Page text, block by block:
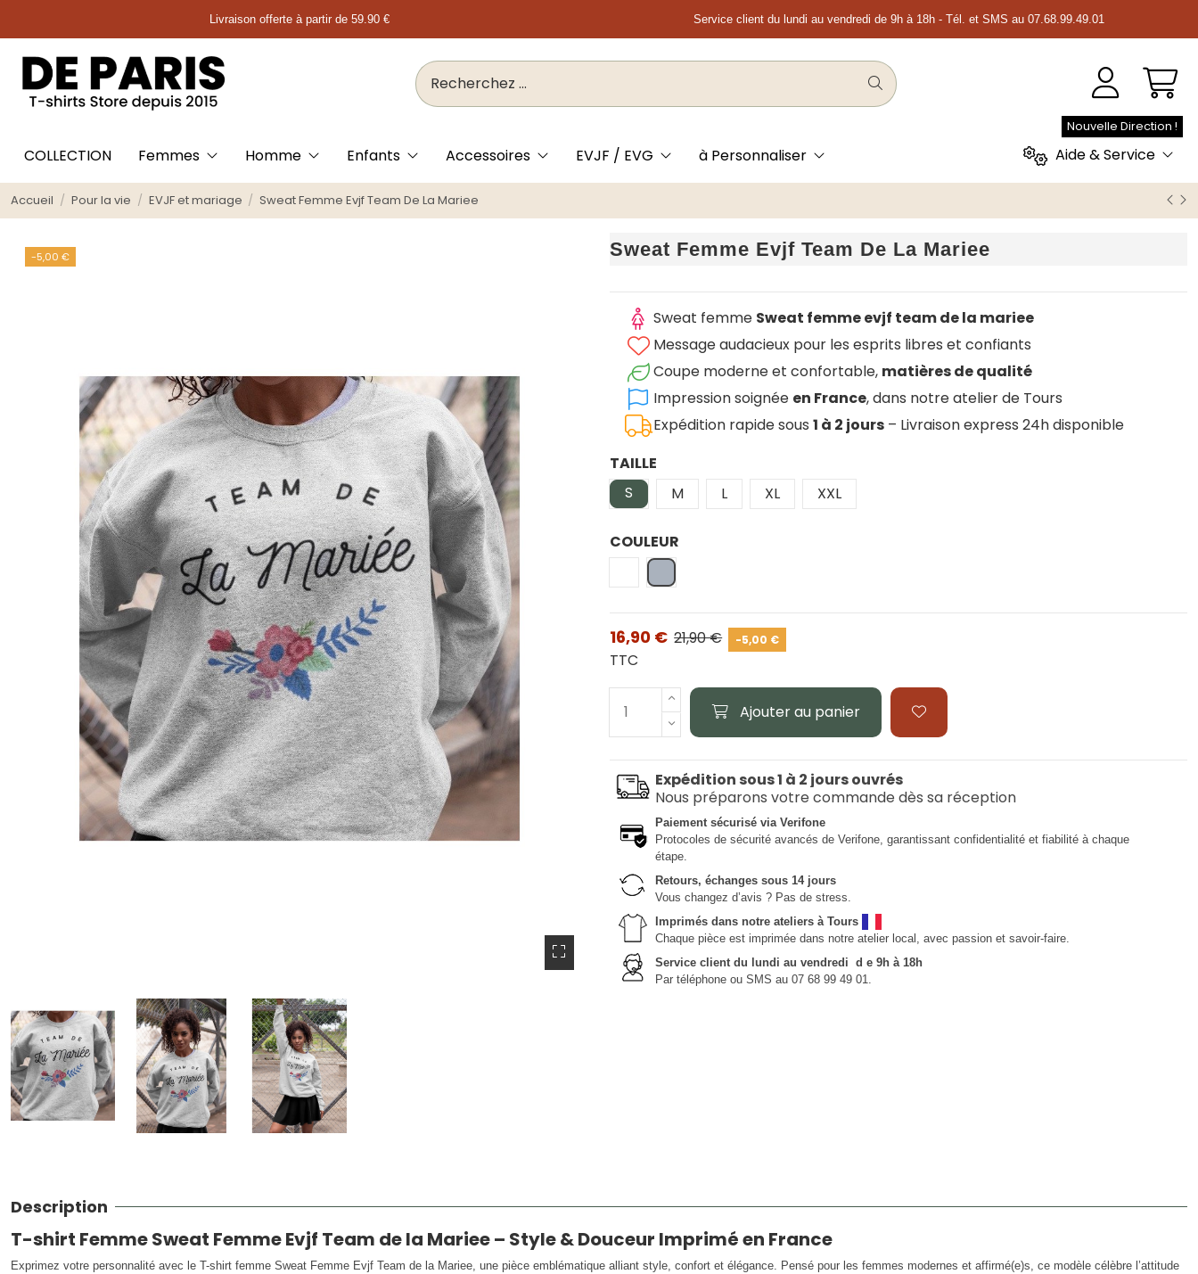
Livraison offerte à partir de 59.90 € Service client du lundi au vendredi de 9h à 18h - Tél. et SMS au 07.68.99.49.01
COLLECTION Femmes Homme Enfants Accessoires EVJF / EVG à Personnaliser Aide & Service
Nouvelle Direction !
Accueil Pour la vie EVJF et mariage Sweat Femme Evjf Team De La Mariee
-5,00 € Sweat Femme Evjf Team De La Mariee
Sweat femme Sweat femme evjf team de la mariee
Message audacieux pour les esprits libres et confiants
Coupe moderne et confortable, matières de qualité
Impression soignée en France, dans notre atelier de Tours
Expédition rapide sous1 à 2 jours – Livraison express 24h disponible
TAILLE
S
M L XL XXL
COULEUR
Blanc
Gris
16,90 € 21,90 € -5,00 €
TTC
Ajouter au panier
Expédition sous 1 à 2 jours ouvrés
Nous préparons votre commande dès sa réception
Paiement sécurisé via Verifone
Protocoles de sécurité avancés de Verifone, garantissant confidentialité et fiabilité à chaque
étape.
Retours, échanges sous 14 jours
Vous changez d’avis ? Pas de stress.
Imprimés dans notre ateliers à Tours
Chaque pièce est imprimée dans notre atelier local, avec passion et savoir-faire.
Service client du lundi au vendredi d e 9h à 18h
Par téléphone ou SMS au 07 68 99 49 01.
Description
T-shirt Femme Sweat Femme Evjf Team de la Mariee – Style & Douceur Imprimé en France
Exprimez votre personnalité avec le T-shirt femme Sweat Femme Evjf Team de la Mariee, une pièce emblématique alliant style, confort et élégance. Pensé pour les femmes modernes et affirmé(e)s, ce modèle célèbre l’attitude